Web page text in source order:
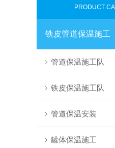
PRODUCT
铁皮管道保温施工
管道保温施工队
铁皮保温施工队
管道保温安装
罐体保温施工